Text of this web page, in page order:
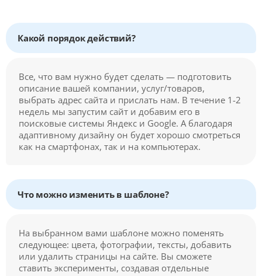
Какой порядок действий?
Все, что вам нужно будет сделать — подготовить
описание вашей компании, услуг/товаров,
выбрать адрес сайта и прислать нам. В течение 1-2
недель мы запустим сайт и добавим его в
поисковые системы Яндекс и Google. А благодаря
адаптивному дизайну он будет хорошо смотреться
как на смартфонах, так и на компьютерах.
Что можно изменить в шаблоне?
На выбранном вами шаблоне можно поменять
следующее: цвета, фотографии, тексты, добавить
или удалить страницы на сайте. Вы сможете
ставить эксперименты, создавая отдельные